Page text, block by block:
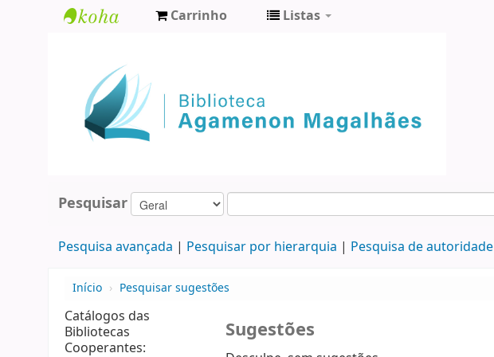
Agamenon
Magalhães
Carrinho Listas
Pesquisar
Pesquisa avançada Pesquisar por hierarquia Pesquisa de autoridade
Início › Pesquisar sugestões
Catálogos das
Bibliotecas
Cooperantes:
Sugestões